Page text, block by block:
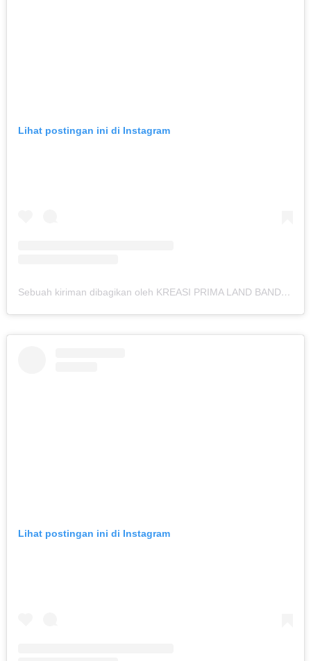
Lihat postingan ini di Instagram
Sebuah kiriman dibagikan oleh KREASI PRIMA LAND BANDUNG (@kreasiland.bandung)
Lihat postingan ini di Instagram